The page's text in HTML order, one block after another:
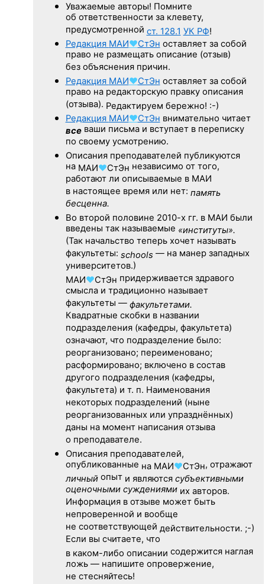
Уважаемые авторы! Помните
об ответственности за клевету,
предусмотренной ст. 128.1 УК РФ!
Редакция МАИ♥СтЭн оставляет за собой
право не размещать описание (отзыв)
без объяснения причин.
Редакция МАИ♥СтЭн оставляет за собой
право на редакторскую правку описания
(отзыва). Редактируем бережно! :-)
Редакция МАИ♥СтЭн внимательно читает
всеваши письма и вступает в переписку
по своему усмотрению.
Описания преподавателей публикуются
на МАИ♥СтЭн независимо от того,
работают ли описываемые в МАИ
в настоящее время или нет: память
бесценна.
Во второй половине 2010-х гг. в МАИ были
введены так называемые «институты».
(Так начальство теперь хочет называть
факультеты: schools — на манер западных
университетов.)
МАИ♥СтЭн придерживается здравого
смысла и традиционно называет
факультеты — факультетами.
Квадратные скобки в названии
подразделения (кафедры, факультета)
означают, что подразделение было:
реорганизовано; переименовано;
расформировано; включено в состав
другого подразделения (кафедры,
факультета) и т. п. Наименования
некоторых подразделений (ныне
реорганизованных или упразднённых)
даны на момент написания отзыва
о преподавателе.
Описания преподавателей,
опубликованные на МАИ♥СтЭн, отражают
личныйопыт и являются субъективными
оценочными суждениямиих авторов.
Информация в отзыве может быть
непроверенной и вообще
не соответствующей действительности. ;-)
Если вы считаете, что
в каком-либо описании содержится наглая
ложь — напишите опровержение,
не стесняйтесь!